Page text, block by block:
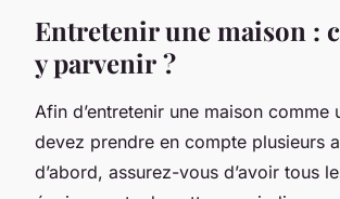
Entretenir une maison :
y parvenir ?
Afin d’entretenir une maison comme
devez prendre en compte plusieurs
d’abord, assurez-vous d’avoir tous